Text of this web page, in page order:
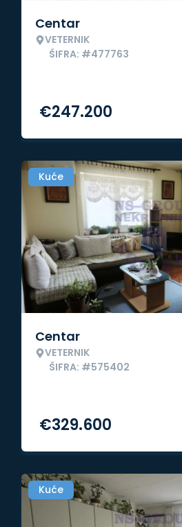
Centar
VETERNIK
ŠIFRA: #477763
€247.200
Kuće
Centar
VETERNIK
ŠIFRA: #575402
€329.600
Kuće